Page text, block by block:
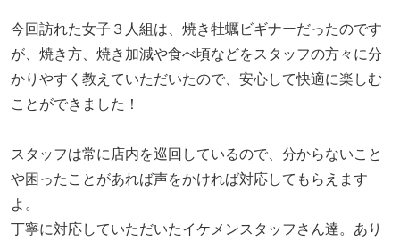
今回訪れた女子３人組は、焼き牡蠣ビギナーだったのです
が、焼き方、焼き加減や食べ頃などをスタッフの方々に分
かりやすく教えていただいたので、安心して快適に楽しむ
ことができました！
スタッフは常に店内を巡回しているので、分からないこと
や困ったことがあれば声をかければ対応してもらえます
よ。
丁寧に対応していただいたイケメンスタッフさん達。あり